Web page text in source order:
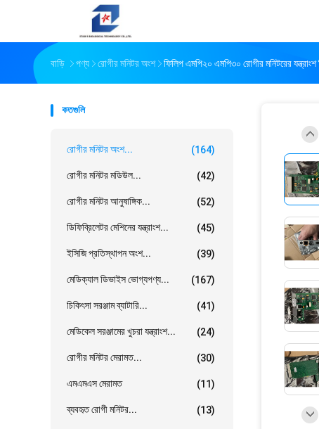
বাড়ি পণ্য রোগীর মনিটর অংশ ফিলিপ এমপি২০ এমপি৩০ রোগীর মনিটরের
কতগুলি
রোগীর মনিটর অংশ... (164)
রোগীর মনিটর মডিউল... (42)
রোগীর মনিটর আনুষাঙ্গিক... (52)
ডিফিব্রিলেটর মেশিনের যন্ত্রাংশ... (45)
ইসিজি প্রতিস্থাপন অংশ... (39)
মেডিক্যাল ডিভাইস ভোগ্যপণ্য... (167)
চিকিৎসা সরঞ্জাম ব্যাটারি... (41)
মেডিকেল সরঞ্জামের খুচরা যন্ত্রাংশ... (24)
রোগীর মনিটর মেরামত... (30)
এমএমএস মেরামত (11)
ব্যবহৃত রোগী মনিটর... (13)